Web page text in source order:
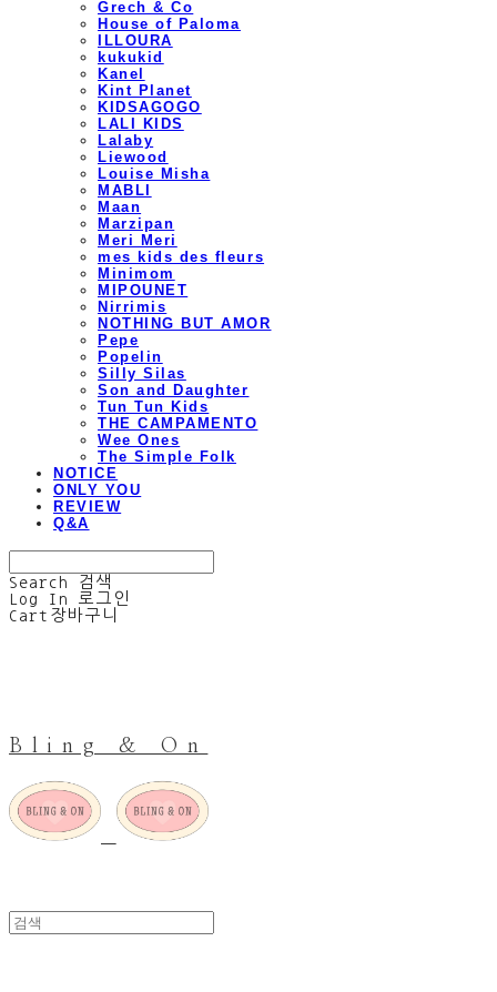
Grech & Co
House of Paloma
ILLOURA
kukukid
Kanel
Kint Planet
KIDSAGOGO
LALI KIDS
Lalaby
Liewood
Louise Misha
MABLI
Maan
Marzipan
Meri Meri
mes kids des fleurs
Minimom
MIPOUNET
Nirrimis
NOTHING BUT AMOR
Pepe
Popelin
Silly Silas
Son and Daughter
Tun Tun Kids
THE CAMPAMENTO
Wee Ones
The Simple Folk
NOTICE
ONLY YOU
REVIEW
Q&A
Search
검색
Log In
로그인
Cart 장바구니
Bling & On